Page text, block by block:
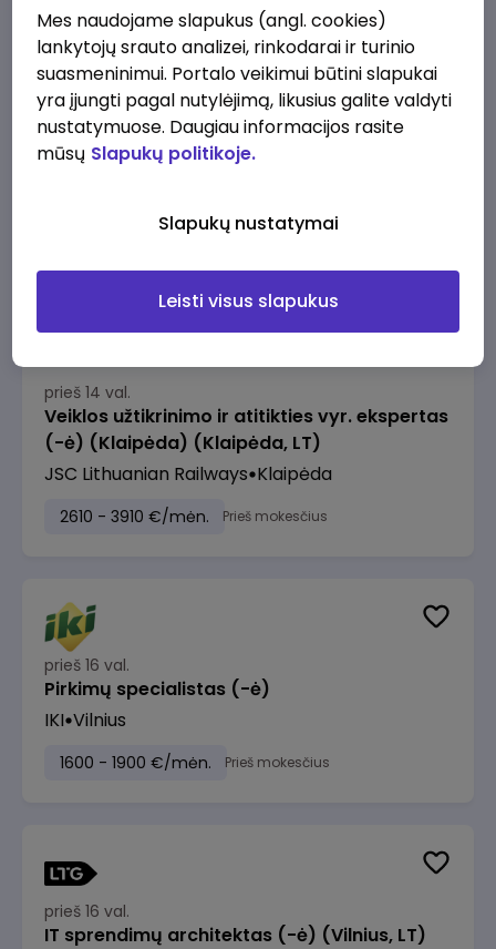
prieš 14 val.
Veiklos užtikrinimo ir atitikties vyr. ekspertas
(-ė) (Kaunas) (Kaunas, LT)
prieš 14 val.
Veiklos užtikrinimo ir atitikties vyr. ekspertas
(-ė) (Klaipėda) (Klaipėda, LT)
JSC Lithuanian Railways Klaipėda
2610 - 3910 €/mėn. Prieš mokesčius
prieš 16 val.
Pirkimų specialistas (-ė)
IKI Vilnius
1600 - 1900 €/mėn. Prieš mokesčius
prieš 16 val.
IT sprendimų architektas (-ė) (Vilnius, LT)
Mes naudojame slapukus (angl. cookies)
lankytojų srauto analizei, rinkodarai ir turinio
suasmeninimui. Portalo veikimui būtini slapukai
yra įjungti pagal nutylėjimą, likusius galite valdyti
nustatymuose. Daugiau informacijos rasite
mūsų Slapukų politikoje.
Slapukų nustatymai
Leisti visus slapukus